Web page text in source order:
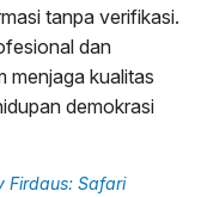
tanpa verifikasi.
dan
menjaga kualitas
demokrasi
Firdaus: Safari